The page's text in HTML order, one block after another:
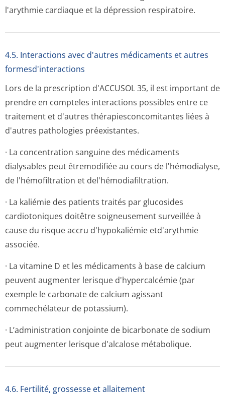
l'arythmie cardiaque et la dépression respiratoire.
4.5. Interactions avec d'autres médicaments et autres
formesd'interactions
Lors de la prescription d'ACCUSOL 35, il est important de
prendre en compteles interactions possibles entre ce
traitement et d'autres thérapiesconco­mitantes liées à
d'autres pathologies préexistantes.
· La concentration sanguine des médicaments
dialysables peut êtremodifiée au cours de l'hémodialyse,
de l'hémofiltration et del'hémodiafil­tration.
· La kaliémie des patients traités par glucosides
cardiotoniques doitêtre soigneusement surveillée à
cause du risque accru d'hypokaliémie etd'arythmie
associée.
· La vitamine D et les médicaments à base de calcium
peuvent augmenter lerisque d'hypercalcémie (par
exemple le carbonate de calcium agissant
commechélateur de potassium).
· L’administration conjointe de bicarbonate de sodium
peut augmenter lerisque d'alcalose métabolique.
4.6. Fertilité, grossesse et allaitement